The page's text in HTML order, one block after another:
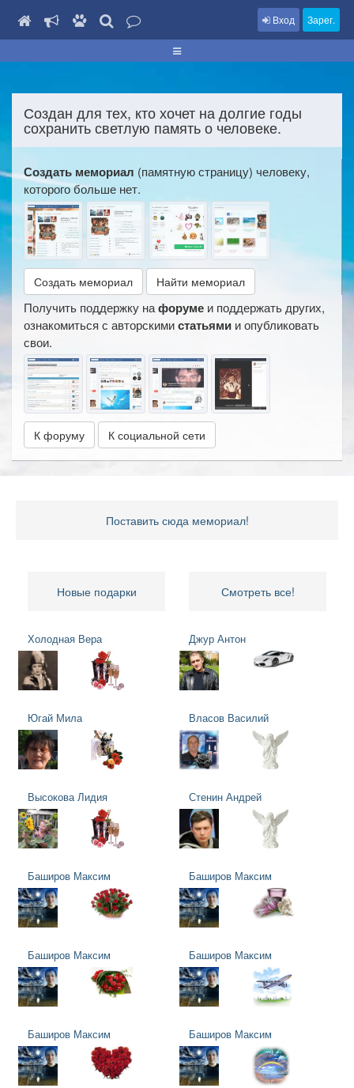
Вход Зарег.
Создан для тех, кто хочет на долгие годы
сохранить светлую память о человеке.
Создать мемориал (памятную страницу) человеку,
которого больше нет.
Создать мемориал Найти мемориал
Получить поддержку нафоруме и поддержать других,
ознакомиться с авторскимистатьями и опубликовать
свои.
К форуму К социальной сети
Поставить сюда мемориал!
Новые подарки Смотреть все!
Холодная Вера Джур Антон
Югай Мила Власов Василий
Высокова Лидия Стенин Андрей
Баширов Максим Баширов Максим
Баширов Максим Баширов Максим
Баширов Максим Баширов Максим